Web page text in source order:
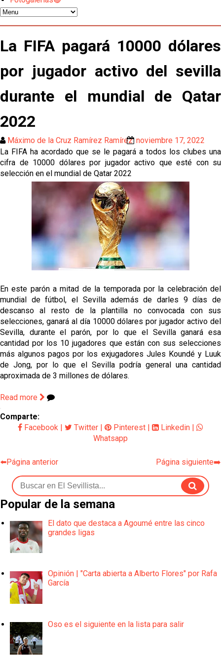
temporada pasada”
fichajes
Opinión | "Carta abierta a Alberto Flores" por Rafa
García
Análisis I Quién es y cómo juega Fran González
Endrick y Marc Bernal protagonizan las ofertas más
destacadas del día
El Sevilla Juvenil A última detalles en Canarias para
su debut en la Cantalejo Province Cup
La cita ante el Espanyol a domicilio ya tiene horario
El dato que destaca a Agoumé entre las cinco
grandes ligas
Juanlu de vuelta a Sevilla para cerrar su fichaje a la
Flores
El Sevilla continúa con despidos y rechaza una
oferta de 420 millones por el club
El Sevilla mueve ficha por Robbie Ure: la opción 'A'
para el ataque nervionense
La FIFA pagará 10000 dólares
por jugador activo del sevilla
durante el mundial de Qatar
2022
Máximo de la Cruz Ramírez Ramírez noviembre 17, 2022
La FIFA ha acordado que se le pagará a todos los clubes una
cifra de 10000 dólares por jugador activo que esté con su
selección en el mundial de Qatar 2022
En este parón a mitad de la temporada por la celebración del
mundial de fútbol, el Sevilla además de darles 9 días de
descanso al resto de la plantilla no convocada con sus
selecciones, ganará al día 10000 dólares por jugador activo del
Sevilla, durante el parón, por lo que el Sevilla ganará esa
cantidad por los 10 jugadores que están con sus selecciones
más algunos pagos por los exjugadores Jules Koundé y Luuk
de Jong, por lo que el Sevilla podría general una cantidad
aproximada de 3 millones de dólares.
Read more
Comparte:
Facebook
Twitter Pinterest Linkedin
Whatsapp
⬅️Página anterior Página siguiente➡️
Popular de la semana
El dato que destaca a Agoumé entre las cinco
grandes ligas
Opinión | "Carta abierta a Alberto Flores" por Rafa
García
Oso es el siguiente en la lista para salir